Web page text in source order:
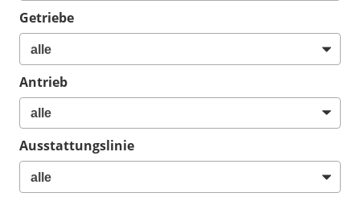
Getriebe
Antrieb
Ausstattungslinie